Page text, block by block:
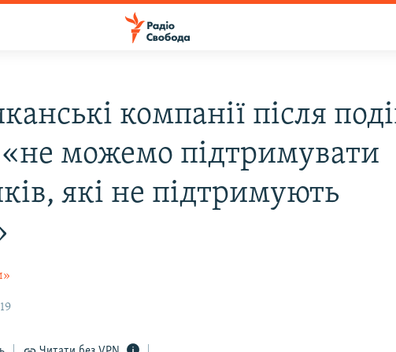
компанії після
«не можемо підтримувати
які не підтримують